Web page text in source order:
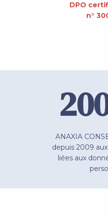
DPO
n°
ANAXIA
depuis 2009
liées aux